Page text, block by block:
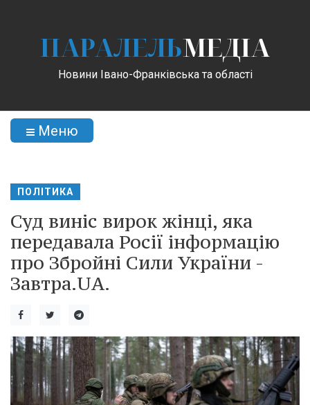
ПАРАЛЕЛЬМЕДІА
Новини Івано-Франківська та області
Меню
ПОЛІТИКА
Суд виніс вирок жінці, яка
передавала Росії інформацію
про Збройні Сили України -
Завтра.UA.